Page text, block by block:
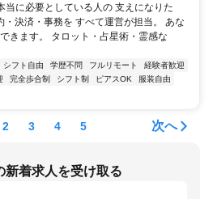
当に必要としている人の 支えになりた
・決済・事務を すべて運営が担当。 あな
きます。 タロット・占星術・霊感な
シフト自由 学歴不問 フルリモート
経験者歓迎
完全歩合制 シフト制 ピアスOK
服装自由
2 3 4 5 次へ
新着求人を受け取る